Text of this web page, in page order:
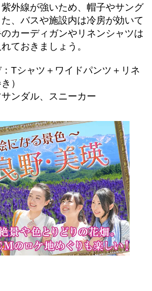
外線が強いため、帽子やサング
、バスや施設内は冷房が効いて
カーディガンやリネンシャツは
ておきましょう。
Tシャツ＋ワイドパンツ＋リネ
）
ンダル、スニーカー